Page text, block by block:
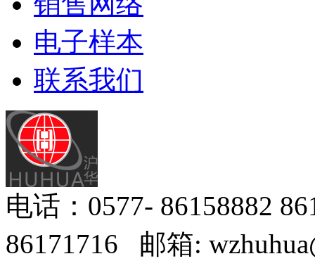
电子样本
联系我们
电话：0577- 86158882
86171716 邮箱: